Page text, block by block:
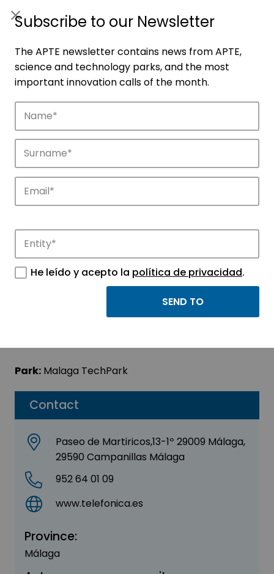
Companies
Discover the companies that drive
Contact
Paseo de Martiricos,13-1º 29009 Málaga,
29590 Campanillas Málaga
952 64 01 09
www.telefonica.es
Province:
Málaga
Telefónica de España
Park: Malaga TechPark
Subscribe to our Newsletter
The APTE newsletter contains news from APTE,
science and technology parks, and the most
important innovation calls of the month.
He leído y acepto la política de privacidad.